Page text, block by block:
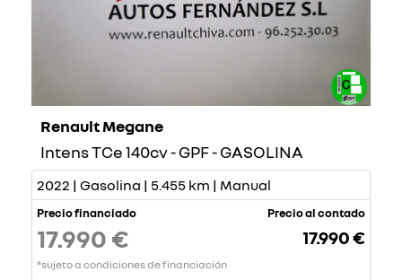
Renault Megane
Intens TCe 140cv - GPF - GASOLINA
2022 | Gasolina | 5.455 km | Manual
Precio financiado
17.990 €
*sujeto a condiciones de financiación
Precio al contado
17.990 €